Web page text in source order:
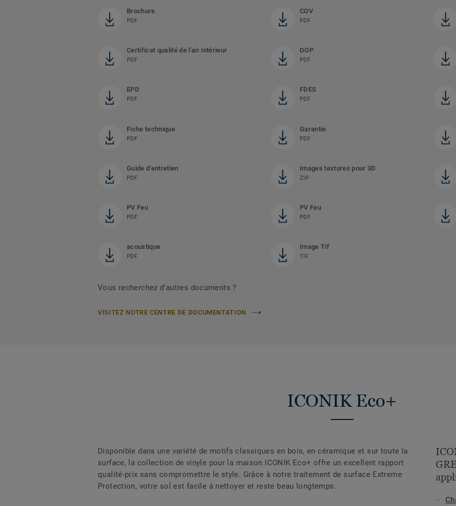
Brochure
PDF
COV
PDF
Certificat qualité de l'air intérieur
PDF
DOP
PDF
EPD
PDF
FDES
PDF
Fiche technique
PDF
Garantie
PDF
Guide d’entretien
PDF
Images textures pour 3D
ZIP
PV Feu
PDF
PV Feu
PDF
acoustique
PDF
Image Tif
TIF
Vous recherchez d'autres documents ?
VISITEZ NOTRE CENTRE DE DOCUMENTATION
ICONIK Eco+
Disponible dans une variété de motifs classiques en bois, en céramique et sur toute la
surface, la collection de vinyle pour la maison ICONIK Eco+ offre un excellent rapport
qualité-prix sans compromettre le style. Grâce à notre traitement de surface Extreme
Protection, votre sol est facile à nettoyer et reste beau longtemps.